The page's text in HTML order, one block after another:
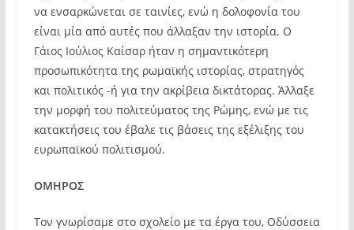
να ενσαρκώνεται σε ταινίες, ενώ η δολοφονία του
είναι μία από αυτές που άλλαξαν την ιστορία. Ο
Γάιος Ιούλιος Καίσαρ ήταν η σημαντικότερη
προσωπικότητα της ρωμαϊκής ιστορίας, στρατηγός
και πολιτικός -ή για την ακρίβεια δικτάτορας. Άλλαξε
την μορφή του πολιτεύματος της Ρώμης, ενώ με τις
κατακτήσεις του έβαλε τις βάσεις της εξέλιξης του
ευρωπαϊκού πολιτισμού.
ΟΜΗΡΟΣ
Τον γνωρίσαμε στο σχολείο με τα έργα του, Οδύσσεια